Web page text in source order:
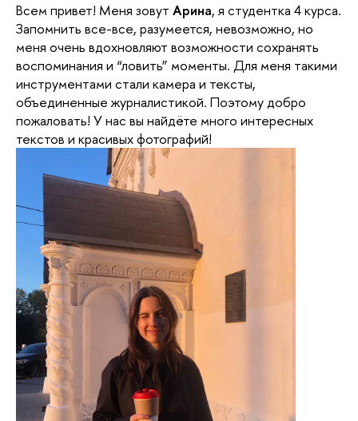
Всем привет! Меня зовут Арина, я студентка 4 курса.
Запомнить все-все, разумеется, невозможно, но
меня очень вдохновляют возможности сохранять
воспоминания и “ловить” моменты. Для меня такими
инструментами стали камера и тексты,
объединенные журналистикой. Поэтому добро
пожаловать! У нас вы найдёте много интересных
текстов и красивых фотографий!